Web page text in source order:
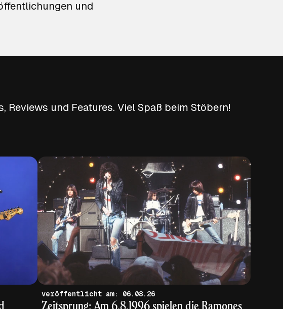
und
und Features. Viel Spaß beim Stöbern!
veröffentlicht am: 06.08.26
Zeitsprung: Am 6.8.1996 spielen die Ramones